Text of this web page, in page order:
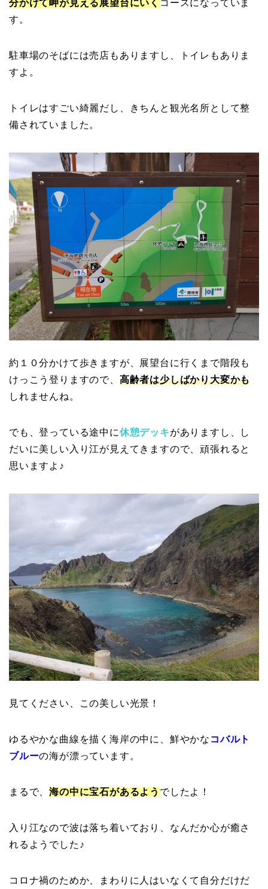
分かけて岬が見える展望台にいく コースになっていま
す。
駐車場のそばには売店もありますし、トイレもありま
すよ。
トイレはすごい綺麗だし、きちんと観光名所として整
備されていました。
約１０分かけて歩きますが、展望台に行くまで階段も
けっこう登りますので、 高齢者は少しばかり大変かも
しれませんね。
でも、登っている途中に休憩デッキがありますし、し
だいに美しい入り江が見えてきますので、頑張れると
思いますよ♪
見てください、この美しい光景！
ゆるやかな曲線を描く海岸の中に、鮮やかな コバルト
ブルーの海が漂っています。
まるで、海の中に宝石があるよう でしたよ！
入り江なので波は落ち着いており、なんだか心が癒さ
れるようでした♪
コロナ禍のためか、まわりに人はいなくて自分だけだ